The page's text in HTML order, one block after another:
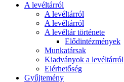
A levéltárról
A levéltárról
A levéltárról
A levéltár története
Elődintézmények
Munkatársak
Kiadványok a levéltárról
Elérhetőség
Gyűjtemény